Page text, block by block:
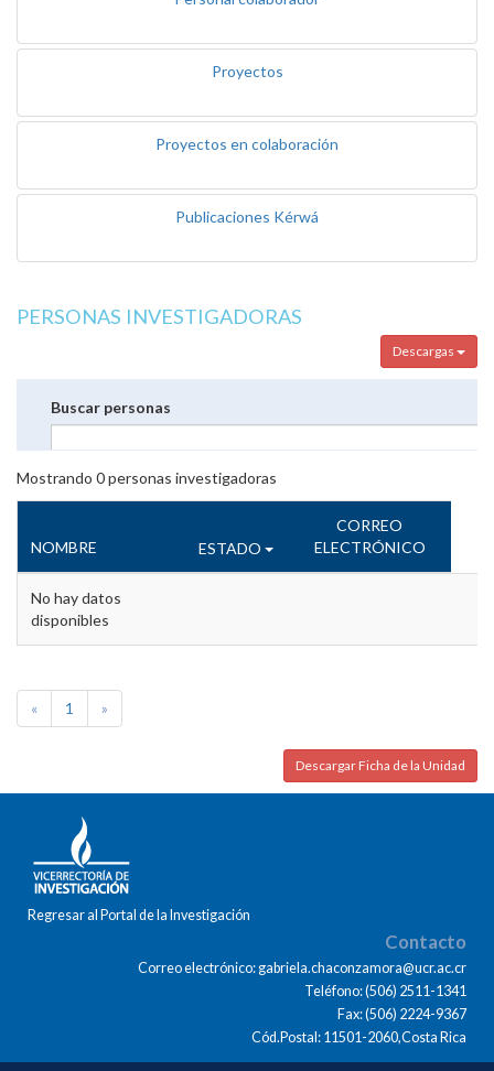
Proyectos
Proyectos en colaboración
Publicaciones Kérwá
PERSONAS INVESTIGADORAS
Descargas
Buscar personas
Mostrando 0personas investigadoras
NOMBRE ESTADO
CORREO
ELECTRÓNICO
No hay datos
disponibles
« 1 »
Descargar Ficha de la Unidad
Regresar al Portal de la Investigación
Contacto
Correo electrónico: gabriela.chaconzamora@ucr.ac.cr
Teléfono: (506) 2511-1341
Fax: (506) 2224-9367
Cód.Postal: 11501-2060,Costa Rica